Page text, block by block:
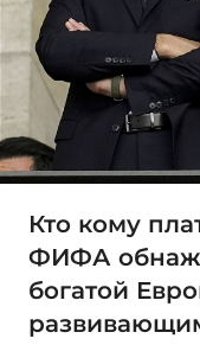
Кто кому
ФИФА
богатой